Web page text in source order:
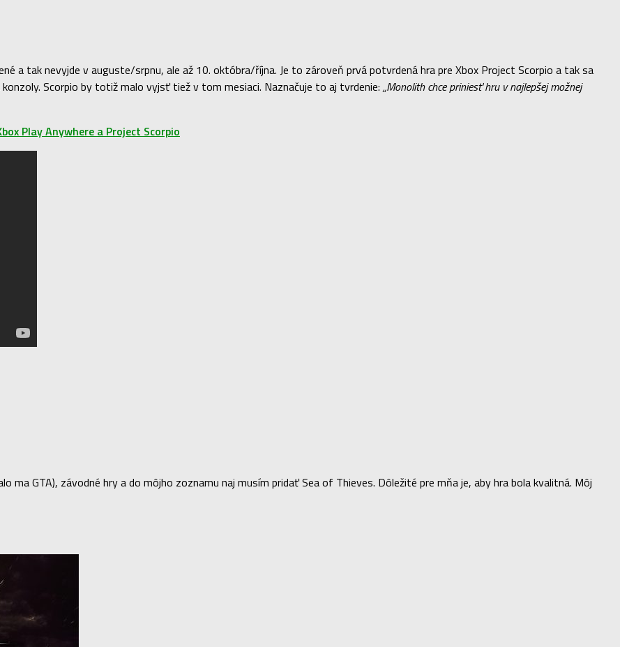
a tak nevyjde v auguste/srpnu, ale až 10. októbra/října. Je to zároveň prvá potvrdená hra pre Xbox Project Scorpio a tak sa
Scorpio by totiž malo vyjsť tiež v tom mesiaci. Naznačuje to aj tvrdenie: „Monolith chce priniesť hru v najlepšej možnej
Play Anywhere a Project Scorpio
ma GTA), závodné hry a do môjho zoznamu naj musím pridať Sea of Thieves. Dôležité pre mňa je, aby hra bola kvalitná. Môj